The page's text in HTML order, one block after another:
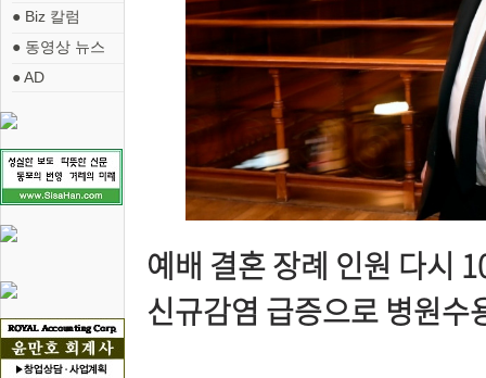
● Biz 칼럼
● 동영상 뉴스
● AD
예배 결혼 장례 인원 다시
신규감염 급증으로 병원수